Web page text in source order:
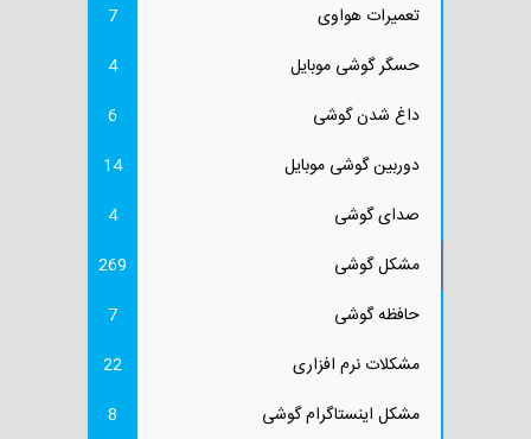
تعمیرات هواوی
7
حسگر گوشی موبایل
4
داغ شدن گوشی
6
دوربین گوشی موبایل
14
صدای گوشی
4
مشکل گوشی
269
حافظه گوشی
7
مشکلات نرم افزاری
22
مشکل اینستاگرام گوشی
8